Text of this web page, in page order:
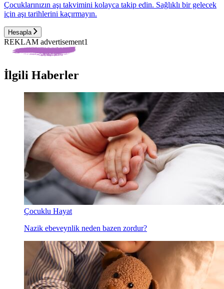
Çocuklarınızın aşı takvimini kolayca takip edin. Sağlıklı bir gelecek
için aşı tarihlerini kaçırmayın.
Hesapla
REKLAM advertisement1
İlgili Haberler
Çocuklu Hayat
Nazik ebeveynlik neden bazen zordur?